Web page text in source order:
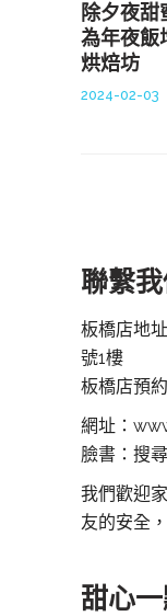
除夕夜甜
為年夜飯
烘焙坊
2024-02-03
聯繫我
板橋店地
號1樓
板橋店預
網址：
臉書：搜
我們歡迎
友的安全
甜心